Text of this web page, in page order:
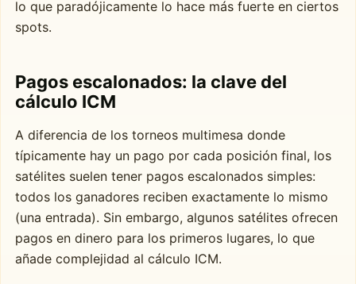
lo que paradójicamente lo hace más fuerte en ciertos
spots.
Pagos escalonados: la clave del
cálculo ICM
A diferencia de los torneos multimesa donde
típicamente hay un pago por cada posición final, los
satélites suelen tener pagos escalonados simples:
todos los ganadores reciben exactamente lo mismo
(una entrada). Sin embargo, algunos satélites ofrecen
pagos en dinero para los primeros lugares, lo que
añade complejidad al cálculo ICM.